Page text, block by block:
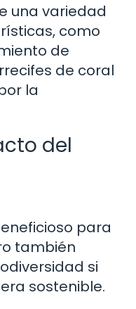
una variedad
como
de
de coral
la
del
para
también
si
sostenible.